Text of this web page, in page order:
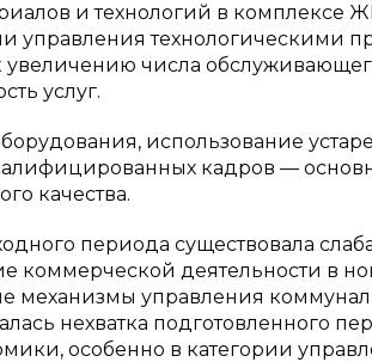
и технологий в комплексе
управления технологическими
увеличению числа
услуг.
использование
кадров —
качества.
периода существовала
коммерческой деятельности в
механизмы управления
нехватка подготовленного
особенно в категории